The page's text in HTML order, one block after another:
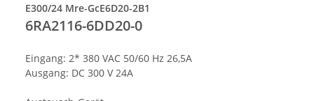
E300/24 Mre-GcE6D20-2B1
6RA2116-6DD20-0
Eingang: 2* 380 VAC 50/60 Hz 26,5A
Ausgang: DC 300 V 24A